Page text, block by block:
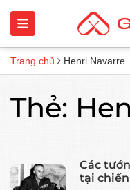
Trang chủ Henri Navarre
Thẻ:
Các
tại